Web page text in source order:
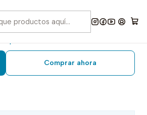
punta r #80
Comprar ahora